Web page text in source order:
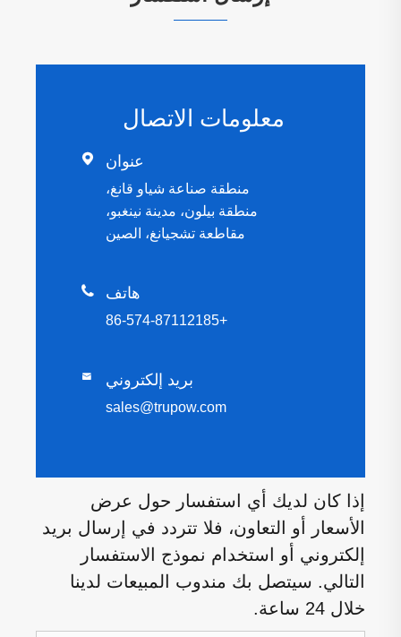
معلومات الاتصال
 عنوان
منطقة صناعة شياو قانغ،
منطقة بيلون، مدينة نينغبو،
مقاطعة تشجيانغ، الصين
 هاتف
+86-574-87112185
 بريد إلكتروني
sales@trupow.com
إذا كان لديك أي استفسار حول عرض
الأسعار أو التعاون، فلا تتردد في إرسال بريد
إلكتروني أو استخدام نموذج الاستفسار
التالي. سيتصل بك مندوب المبيعات لدينا
خلال 24 ساعة.